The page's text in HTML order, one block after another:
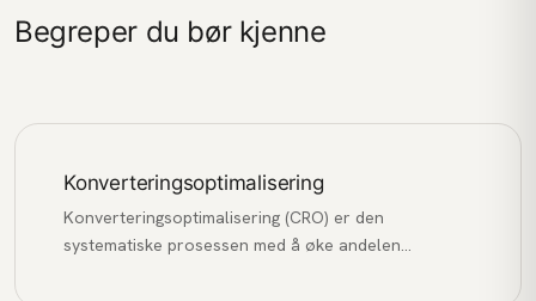
Begreper du bør kjenne
Konverteringsoptimalisering
Konverteringsoptimalisering (CRO) er den
systematiske prosessen med å øke andelen